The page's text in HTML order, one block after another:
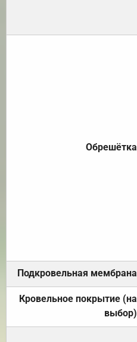
Обрешётка
Подкровельная мембрана
Кровельное покрытие (на
выбор)